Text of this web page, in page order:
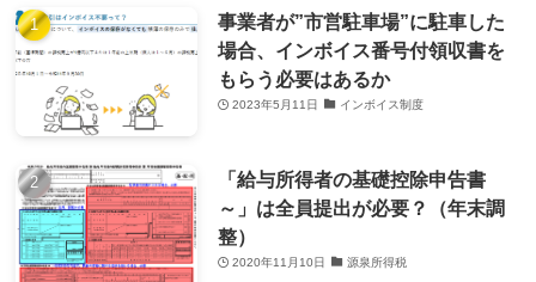
事業者が”市営駐車場”に駐車した
場合、インボイス番号付領収書を
もらう必要はあるか
2023年5月11日 インボイス制度
「給与所得者の基礎控除申告書
～」は全員提出が必要？（年末調
整）
2020年11月10日 源泉所得税